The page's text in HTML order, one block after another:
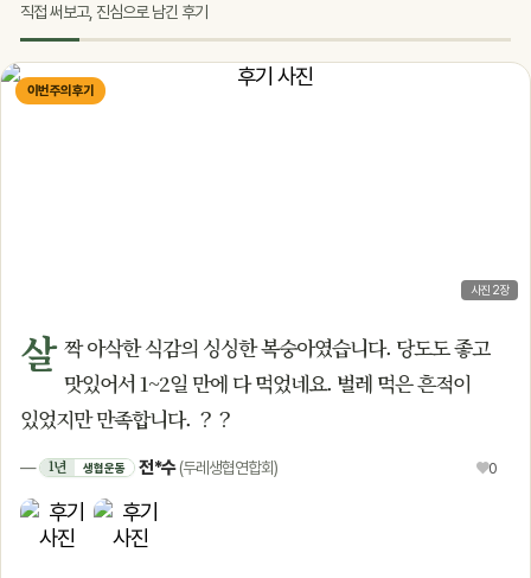
직접 써보고, 진심으로 남긴 후기
이번 주의 후기
사진 2장
살 짝 아삭한 식감의 싱싱한 복숭아였습니다. 당도도 좋고
맛있어서 1~2일 만에 다 먹었네요. 벌레 먹은 흔적이
있었지만 만족합니다. ？？
— 1년 생협운동 전*수(두레생협연합회) ♥0